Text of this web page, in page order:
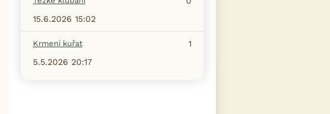
15.6.2026 15:02
Krmení kuřat
1
5.5.2026 20:17